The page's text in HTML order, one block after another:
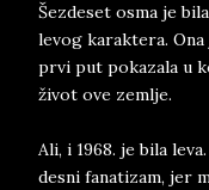
Šezdeset osma je
levog karaktera.
prvi put pokazala u
život ove zemlje.
Ali, i 1968. je bila
desni fanatizam, jer